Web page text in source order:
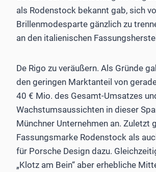
als ­Rodenstock bekannt gab, sich
Brillenmodesparte gänzlich zu
an den italienischen
De Rigo zu veräußern. Als Gründe
den geringen Marktanteil von
40 € Mio. des Gesamt-Umsatzes
Wachstumsaussichten in dieser
Münchner Unternehmen an. Zuletzt
Fassungsmarke Rodenstock als
für Porsche Design dazu.
„Klotz am Bein“ aber erhebliche